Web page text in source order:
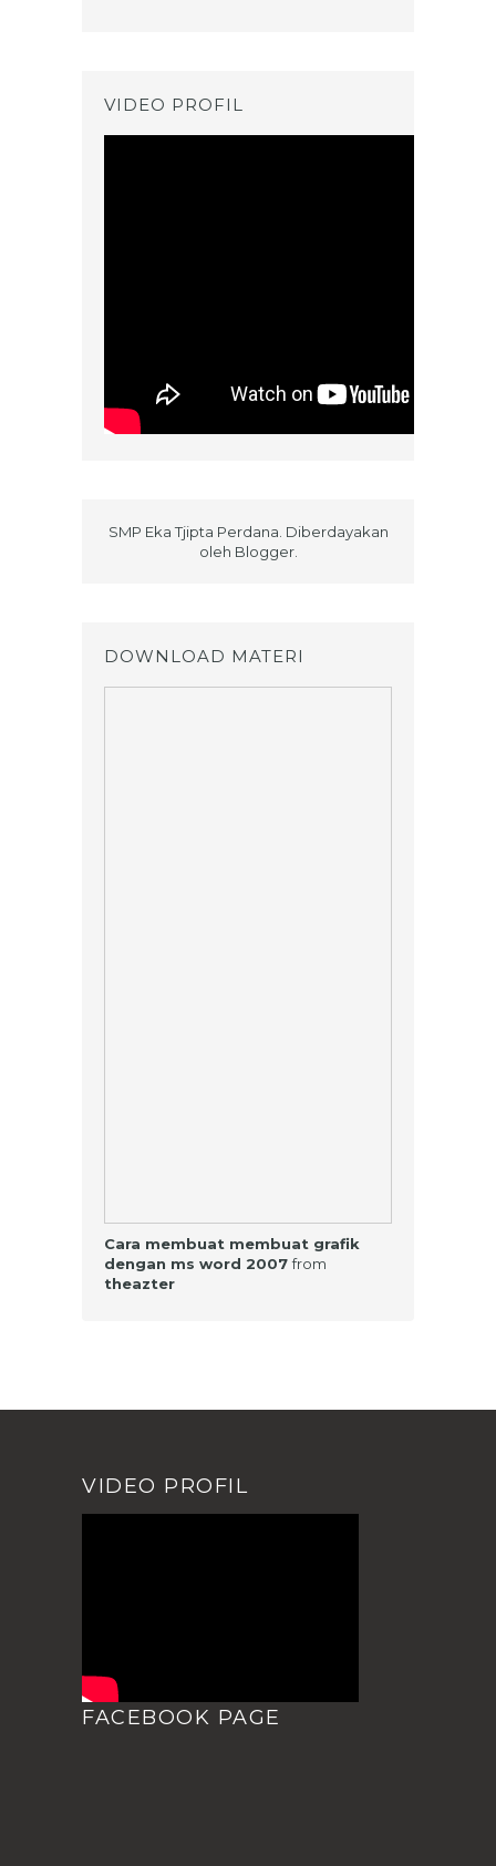
VIDEO PROFIL
SMP Eka Tjipta Perdana. Diberdayakan
oleh Blogger.
DOWNLOAD MATERI
Cara membuat membuat grafik
dengan ms word 2007 from
theazter
VIDEO PROFIL
FACEBOOK PAGE